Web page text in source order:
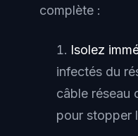
complète :
Isolez
infectés du
câble réseau
pour stopper